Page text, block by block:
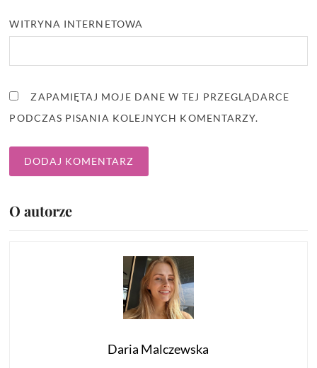
WITRYNA INTERNETOWA
ZAPAMIĘTAJ MOJE DANE W TEJ PRZEGLĄDARCE
PODCZAS PISANIA KOLEJNYCH KOMENTARZY.
O autorze
Daria Malczewska